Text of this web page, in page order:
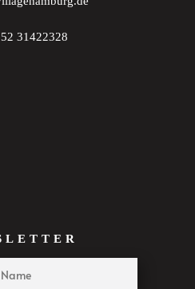
31422328